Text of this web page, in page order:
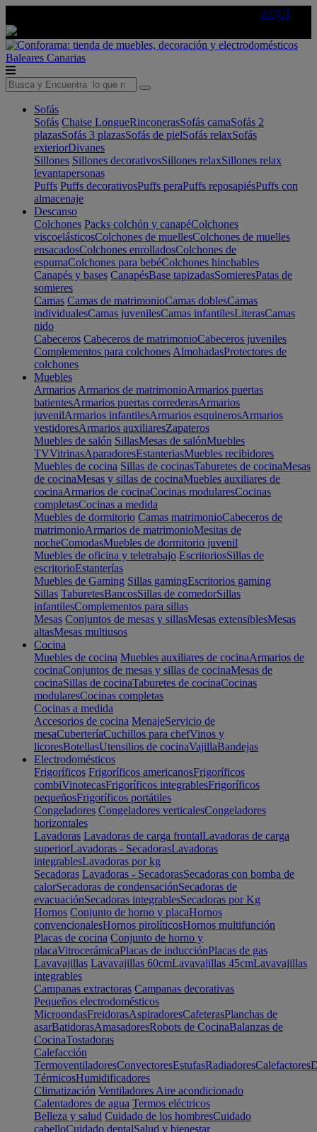
AQUÍ
Baleares Canarias
Sofás
Sofás Chaise LongueRinconerasSofás camaSofás 2
plazasSofás 3 plazasSofás de pielSofás relaxSofás
exteriorDivanes
Sillones Sillones decorativosSillones relaxSillones relax
levantapersonas
Puffs Puffs decorativosPuffs peraPuffs reposapiésPuffs con
almacenaje
Descanso
Colchones Packs colchón y canapéColchones
viscoelásticosColchones de muellesColchones de muelles
ensacadosColchones enrolladosColchones de
espumaColchones para bebéColchones hinchables
Canapés y bases CanapésBase tapizadasSomieresPatas de
somieres
Camas Camas de matrimonioCamas doblesCamas
individualesCamas juvenilesCamas infantilesLiterasCamas
nido
Cabeceros Cabeceros de matrimonioCabeceros juveniles
Complementos para colchones AlmohadasProtectores de
colchones
Muebles
Armarios Armarios de matrimonioArmarios puertas
batientesArmarios puertas correderasArmarios
juvenilArmarios infantilesArmarios esquinerosArmarios
vestidoresArmarios auxiliaresZapateros
Muebles de salón SillasMesas de salónMuebles
TVVitrinasAparadoresEstanteriasMuebles recibidores
Muebles de cocina Sillas de cocinasTaburetes de cocinaMesas
de cocinaMesas y sillas de cocinaMuebles auxiliares de
cocinaArmarios de cocinaCocinas modularesCocinas
completasCocinas a medida
Muebles de dormitorio Camas matrimonioCabeceros de
matrimonioArmarios de matrimonioMesitas de
nocheComodasMuebles de dormitorio juvenil
Muebles de oficina y teletrabajo EscritoriosSillas de
escritorioEstanterías
Muebles de Gaming Sillas gamingEscritorios gaming
Sillas TaburetesBancosSillas de comedorSillas
infantilesComplementos para sillas
Mesas Conjuntos de mesas y sillasMesas extensiblesMesas
altasMesas multiusos
Cocina
Muebles de cocina Muebles auxiliares de cocinaArmarios de
cocinaConjuntos de mesas y sillas de cocinaMesas de
cocinaSillas de cocinaTaburetes de cocinaCocinas
modularesCocinas completas
Cocinas a medida
Accesorios de cocina MenajeServicio de
mesaCuberteríaCuchillos para chefVinos y
licoresBotellasUtensilios de cocinaVajillaBandejas
Electrodomésticos
Frigoríficos Frigoríficos americanosFrigoríficos
combiVinotecasFrigoríficos integrablesFrigoríficos
pequeñosFrigoríficos portátiles
Congeladores Congeladores verticalesCongeladores
horizontales
Lavadoras Lavadoras de carga frontalLavadoras de carga
superiorLavadoras - SecadorasLavadoras
integrablesLavadoras por kg
Secadoras Lavadoras - SecadorasSecadoras con bomba de
calorSecadoras de condensaciónSecadoras de
evacuaciónSecadoras integrablesSecadoras por Kg
Hornos Conjunto de horno y placaHornos
convencionalesHornos pirolíticosHornos multifunción
Placas de cocina Conjunto de horno y
placaVitrocerámicaPlacas de inducciónPlacas de gas
Lavavajillas Lavavajillas 60cmLavavajillas 45cmLavavajillas
integrables
Campanas extractoras Campanas decorativas
Pequeños electrodomésticos
MicroondasFreidorasAspiradoresCafeterasPlanchas de
asarBatidorasAmasadoresRobots de CocinaBalanzas de
CocinaTostadoras
Calefacción
TermoventiladoresConvectoresEstufasRadiadoresCalefactores
TérmicosHumidificadores
Climatización Ventiladores Aire acondicionado
Calentadores de agua Termos eléctricos
Belleza y salud Cuidado de los hombresCuidado
cabelloCuidado dentalSalud y bienestar